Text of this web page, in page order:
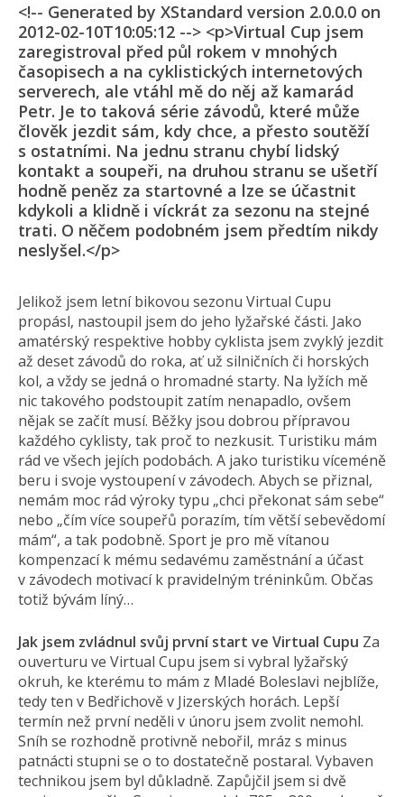
<!-- Generated by XStandard version 2.0.0.0 on
2012-02-10T10:05:12 --> <p>Virtual Cup jsem
zaregistroval před půl rokem v mnohých
časopisech a na cyklistických internetových
serverech, ale vtáhl mě do něj až kamarád
Petr. Je to taková série závodů, které může
člověk jezdit sám, kdy chce, a přesto soutěží
s ostatními. Na jednu stranu chybí lidský
kontakt a soupeři, na druhou stranu se ušetří
hodně peněz za startovné a lze se účastnit
kdykoli a klidně i víckrát za sezonu na stejné
trati. O něčem podobném jsem předtím nikdy
neslyšel.</p>
Jelikož jsem letní bikovou sezonu Virtual Cupu
propásl, nastoupil jsem do jeho lyžařské části. Jako
amatérský respektive hobby cyklista jsem zvyklý jezdit
až deset závodů do roka, ať už silničních či horských
kol, a vždy se jedná o hromadné starty. Na lyžích mě
nic takového podstoupit zatím nenapadlo, ovšem
nějak se začít musí. Běžky jsou dobrou přípravou
každého cyklisty, tak proč to nezkusit. Turistiku mám
rád ve všech jejích podobách. A jako turistiku víceméně
beru i svoje vystoupení v závodech. Abych se přiznal,
nemám moc rád výroky typu „chci překonat sám sebe“
nebo „čím více soupeřů porazím, tím větší sebevědomí
mám“, a tak podobně. Sport je pro mě vítanou
kompenzací k mému sedavému zaměstnání a účast
v závodech motivací k pravidelným tréninkům. Občas
totiž bývám líný…
Jak jsem zvládnul svůj první start ve Virtual Cupu Za
ouverturu ve Virtual Cupu jsem si vybral lyžařský
okruh, ke kterému to mám z Mladé Boleslavi nejblíže,
tedy ten v Bedřichově v Jizerských horách. Lepší
termín než první neděli v únoru jsem zvolit nemohl.
Sníh se rozhodně protivně nebořil, mráz s minus
patnácti stupni se o to dostatečně postaral. Vybaven
technikou jsem byl důkladně. Zapůjčil jsem si dvě